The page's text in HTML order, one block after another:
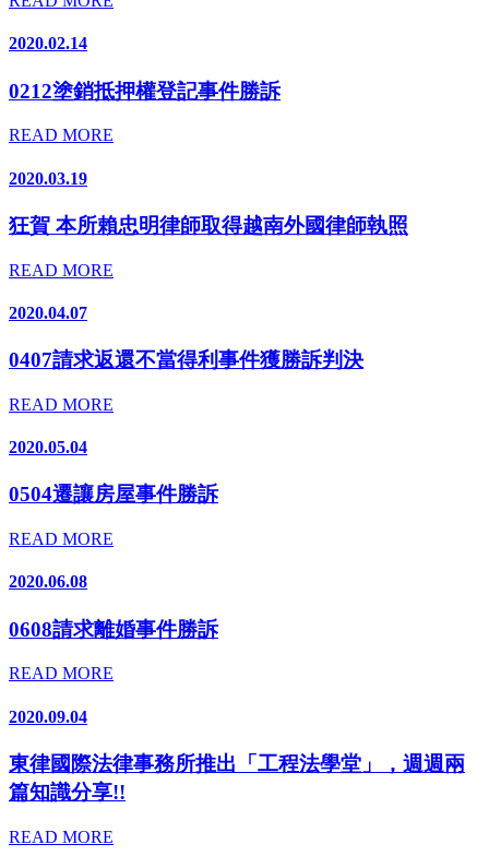
2020.02.14
0212塗銷抵押權登記事件勝訴
READ MORE
2020.03.19
狂賀 本所賴忠明律師取得越南外國律師執照
READ MORE
2020.04.07
0407請求返還不當得利事件獲勝訴判決
READ MORE
2020.05.04
0504遷讓房屋事件勝訴
READ MORE
2020.06.08
0608請求離婚事件勝訴
READ MORE
2020.09.04
東律國際法律事務所推出「工程法學堂」，週週兩
篇知識分享!!
READ MORE